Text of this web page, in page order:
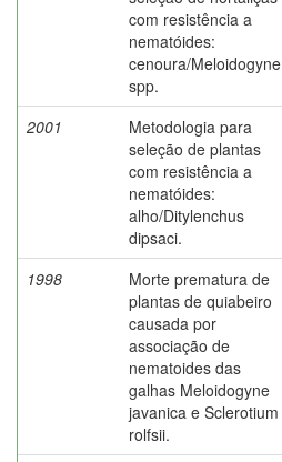
com resistência a
nematóides:
cenoura/Meloidogyne
spp.
2001
Metodologia para
seleção de plantas
com resistência a
nematóides:
alho/Ditylenchus
dipsaci.
1998
Morte prematura de
plantas de quiabeiro
causada por
associação de
nematoides das
galhas Meloidogyne
javanica e Sclerotium
rolfsii.